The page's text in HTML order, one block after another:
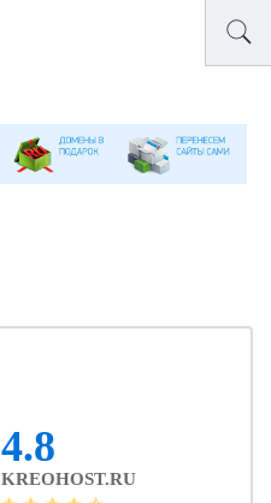
4.8
KREOHOST.RU